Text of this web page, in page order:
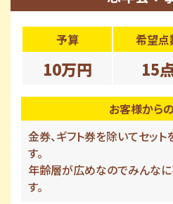
予算 希望点
10万円 15
お客様から
金券、ギフト券を除いてセッ
す。
年齢層が広めなのでみんな
す。